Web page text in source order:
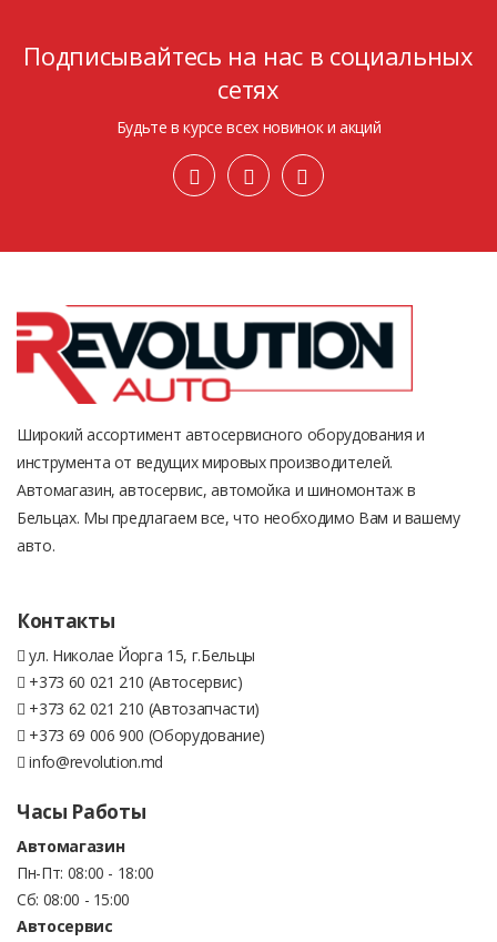
Подписывайтесь на нас в социальных
сетях
Будьте в курсе всех новинок и акций
Широкий ассортимент автосервисного оборудования и
инструмента от ведущих мировых производителей.
Автомагазин, автосервис, автомойка и шиномонтаж в
Бельцах. Мы предлагаем все, что необходимо Вам и вашему
авто.
Контакты
ул. Николае Йорга 15, г.Бельцы
+373 60 021 210 (Автосервис)
+373 62 021 210 (Автозапчасти)
+373 69 006 900 (Оборудование)
info@revolution.md
Часы Работы
Автомагазин
Пн-Пт: 08:00 - 18:00
Сб: 08:00 - 15:00
Автосервис